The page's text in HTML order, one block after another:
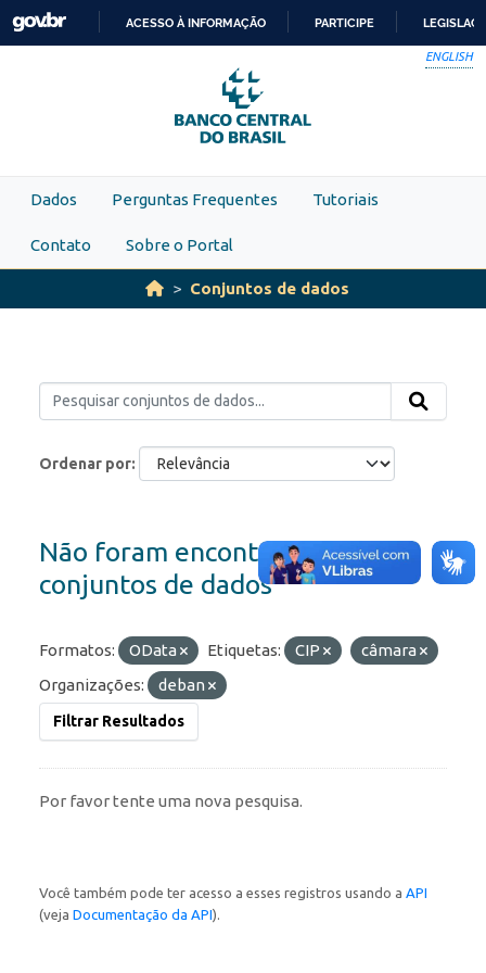
Skip to main content
PARA
O
CONTEÚDO
ACESSO À INFORMAÇÃO PARTICIPE
ENGLISH
Dados Perguntas Frequentes Tutoriais
Contato Sobre o Portal
Conjuntos de dados
Ordenar por
Não foram encontrados
conjuntos de dados
Formatos: OData Etiquetas: CIP
câmara
Organizações:
deban
Filtrar Resultados
Por favor tente uma nova pesquisa.
Você também pode ter acesso a esses registros usando a API
(veja Documentação da API).